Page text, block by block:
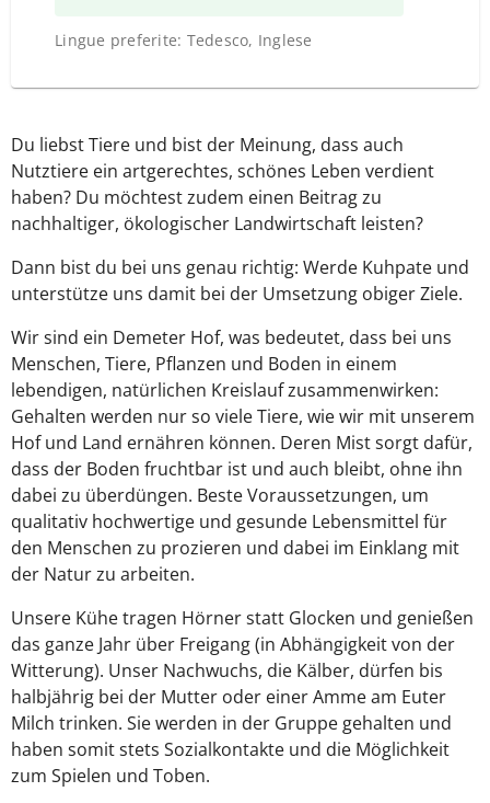
Lingue preferite: Tedesco, Inglese
Du liebst Tiere und bist der Meinung, dass auch
Nutztiere ein artgerechtes, schönes Leben verdient
haben? Du möchtest zudem einen Beitrag zu
nachhaltiger, ökologischer Landwirtschaft leisten?
Dann bist du bei uns genau richtig: Werde Kuhpate und
unterstütze uns damit bei der Umsetzung obiger Ziele.
Wir sind ein Demeter Hof, was bedeutet, dass bei uns
Menschen, Tiere, Pflanzen und Boden in einem
lebendigen, natürlichen Kreislauf zusammenwirken:
Gehalten werden nur so viele Tiere, wie wir mit unserem
Hof und Land ernähren können. Deren Mist sorgt dafür,
dass der Boden fruchtbar ist und auch bleibt, ohne ihn
dabei zu überdüngen. Beste Voraussetzungen, um
qualitativ hochwertige und gesunde Lebensmittel für
den Menschen zu prozieren und dabei im Einklang mit
der Natur zu arbeiten.
Unsere Kühe tragen Hörner statt Glocken und genießen
das ganze Jahr über Freigang (in Abhängigkeit von der
Witterung). Unser Nachwuchs, die Kälber, dürfen bis
halbjährig bei der Mutter oder einer Amme am Euter
Milch trinken. Sie werden in der Gruppe gehalten und
haben somit stets Sozialkontakte und die Möglichkeit
zum Spielen und Toben.